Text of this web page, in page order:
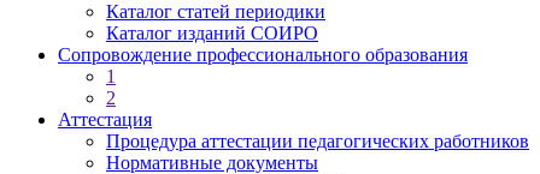
Каталог статей периодики
Каталог изданий СОИРО
Сопровождение профессионального образования
1
2
Аттестация
Процедура аттестации педагогических работников
Нормативные документы